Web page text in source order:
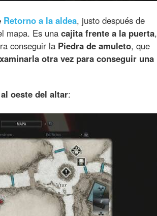
Retorno a la aldea, justo después de
mapa. Es una cajita frente a la puerta,
conseguir la Piedra de amuleto, que
otra vez para conseguir una
oeste del altar: